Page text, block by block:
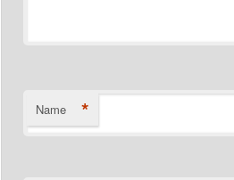
Name *